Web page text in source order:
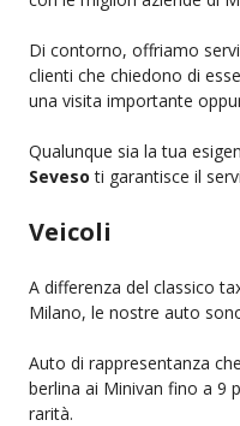
Di contorno, offriamo
clienti che chiedono di
una visita importante
Qualunque sia la tua
Seveso ti garantisce il
Veicoli
A differenza del classico
Milano, le nostre auto
Auto di rappresentanza
berlina ai Minivan fino a 9
rarità.